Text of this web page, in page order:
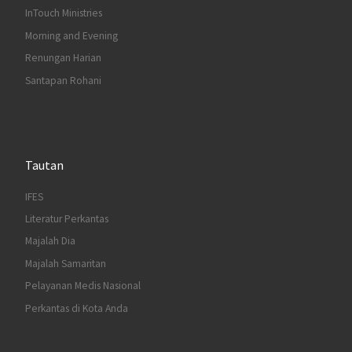
InTouch Ministries
Morning and Evening
Renungan Harian
Santapan Rohani
Tautan
IFES
Literatur Perkantas
Majalah Dia
Majalah Samaritan
Pelayanan Medis Nasional
Perkantas di Kota Anda